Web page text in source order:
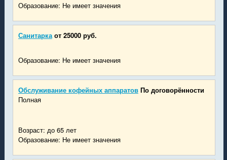
Образование: Не имеет значения
Санитарка от 25000 руб.
Образование: Не имеет значения
Обслуживание кофейных аппаратов По договорённости
Полная
Возраст: до 65 лет
Образование: Не имеет значения